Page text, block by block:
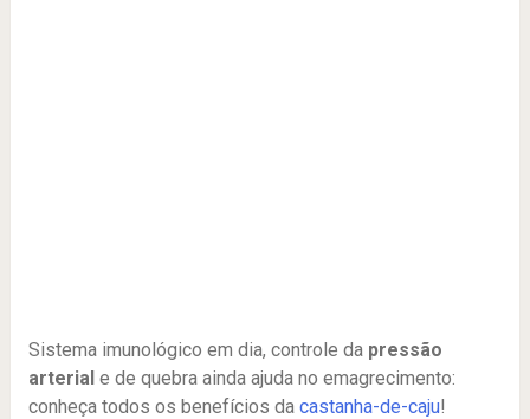
Sistema imunológico em dia, controle da pressão
arteriale de quebra ainda ajuda no emagrecimento:
conheça todos os benefícios da castanha-de-caju!